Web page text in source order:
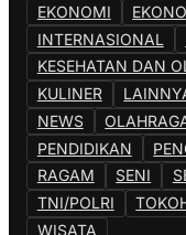
EKONOMI
INTERNASIONAL
KESEHATAN DAN
KULINER
NEWS
PENDIDIKAN
RAGAM
SENI
TNI/POLRI
WISATA